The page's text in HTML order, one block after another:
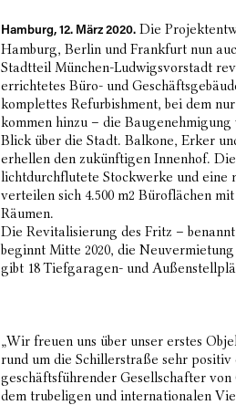
Hamburg, 12. März 2020. Die
Hamburg, Berlin und Frankfurt nun
Stadtteil München-Ludwigsvorstadt
errichtetes Büro- und
komplettes Refurbishment, bei dem
kommen hinzu – die
Blick über die Stadt. Balkone, Erker
erhellen den zukünftigen Innenhof.
lichtdurchflutete Stockwerke und eine
verteilen sich 4.500 m2 Büroflächen
Räumen.
Die Revitalisierung des Fritz –
beginnt Mitte 2020, die
gibt 18 Tiefgaragen- und
„Wir freuen uns über unser erstes
rund um die Schillerstraße sehr
geschäftsführender Gesellschafter
dem trubeligen und internationalen